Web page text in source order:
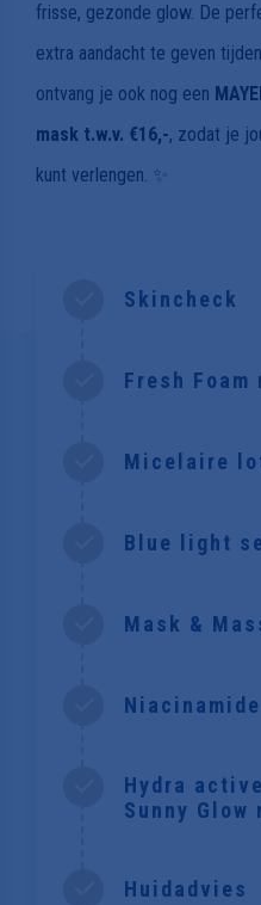
frisse, gezonde glow. De
extra aandacht te geven
ontvang je ook nog een
mask t.w.v. €16,-, zodat je
kunt verlengen. ✨
Skincheck
Fresh Foam
Micelaire
Blue light
Mask &
Hydra
Sunny Glow
Huidadvies